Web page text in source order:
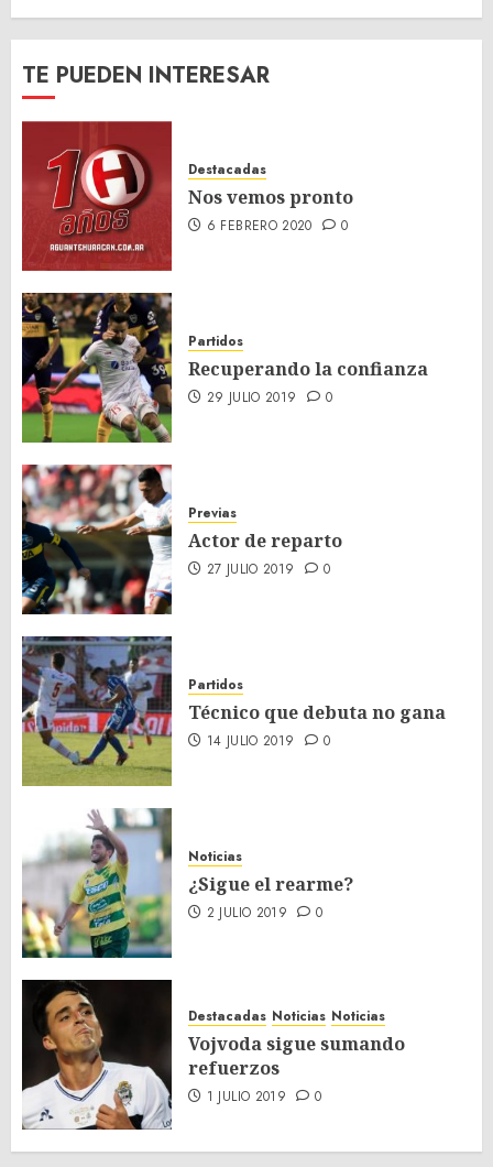
TE PUEDEN INTERESAR
Destacadas
Nos vemos pronto
6 FEBRERO 2020 0
Partidos
Recuperando la confianza
29 JULIO 2019 0
Previas
Actor de reparto
27 JULIO 2019 0
Partidos
Técnico que debuta no gana
14 JULIO 2019 0
Noticias
¿Sigue el rearme?
2 JULIO 2019 0
Destacadas Noticias Noticias
Vojvoda sigue sumando
refuerzos
1 JULIO 2019 0